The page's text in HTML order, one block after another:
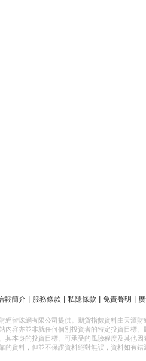
報簡介 服務條款 私隱條款 免責聲明
經智珠網有限公司提供。期貨指數資料由天滙
內容亦並非就任何個別投資者的特定投資目標
其本身的投資目標、可承受的風險程度及其他
的資料，但並不保證資料絕對無誤，資料如有錯